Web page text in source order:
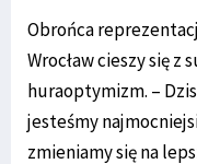
Obrońca
Wrocław cieszy się z
huraoptymizm. –
jesteśmy
zmieniamy się na